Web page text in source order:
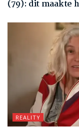
(79): dit maakte
REALITY